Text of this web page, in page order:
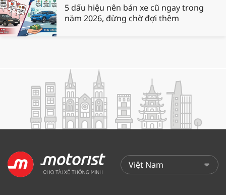
5 dấu hiệu nên bán xe cũ ngay trong
năm 2026, đừng chờ đợi thêm